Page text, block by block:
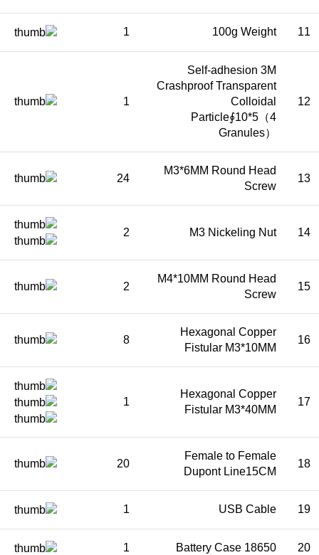
11
100g Weight
1
12
Self-adhesion 3M
Crashproof Transparent
Colloidal
Particle∮10*5（4
Granules）
1
13
M3*6MM Round Head
Screw
24
14
M3 Nickeling Nut
2
15
M4*10MM Round Head
Screw
2
16
Hexagonal Copper
Fistular M3*10MM
8
17
Hexagonal Copper
Fistular M3*40MM
1
18
Female to Female
Dupont Line15CM
20
19
USB Cable
1
20
18650 Battery Case
1